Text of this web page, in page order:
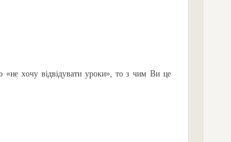
«не хочу відвідувати уроки», то з чим Ви це